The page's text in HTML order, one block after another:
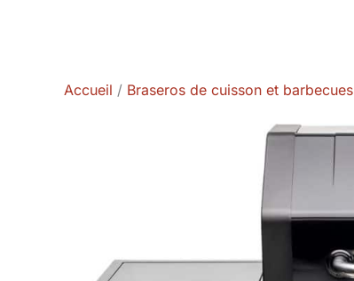
Accueil Braseros de cuisson et barbecues